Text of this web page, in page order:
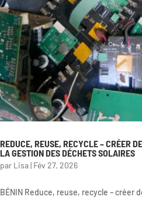
Rapport
d’activité
REDUCE, REUSE, RECYCLE – CRÉER
LA GESTION DES DÉCHETS SOLAIRES
par Lisa| Fév 27, 2026
BÉNIN Reduce, reuse, recycle – créer